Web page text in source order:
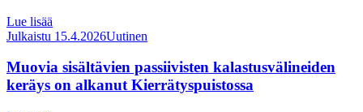
Lue lisää
Julkaistu 15.4.2026Uutinen
Muovia sisältävien passiivisten kalastusvälineiden
keräys on alkanut Kierrätyspuistossa